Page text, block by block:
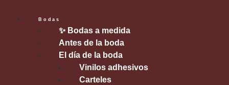
Bodas
✨ Bodas a medida
Antes de la boda
El día de la boda
Vinilos adhesivos
Carteles